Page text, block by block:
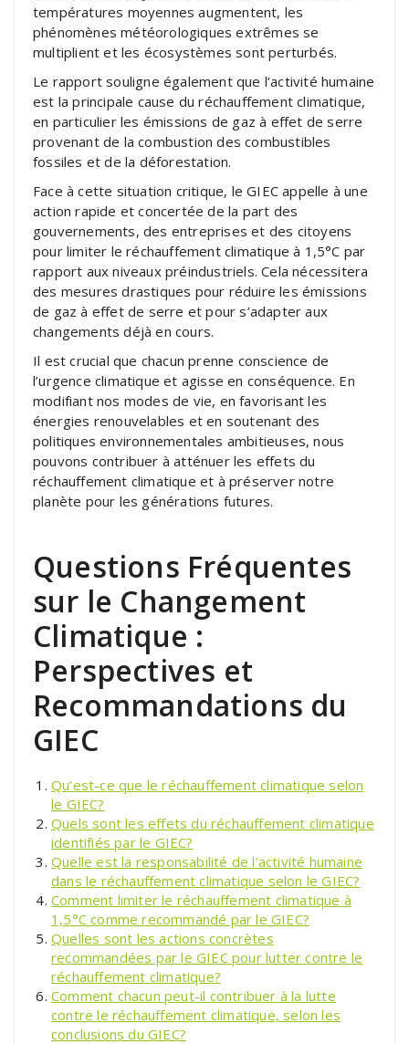
températures moyennes augmentent, les
phénomènes météorologiques extrêmes se
multiplient et les écosystèmes sont perturbés.
Le rapport souligne également que l’activité humaine
est la principale cause du réchauffement climatique,
en particulier les émissions de gaz à effet de serre
provenant de la combustion des combustibles
fossiles et de la déforestation.
Face à cette situation critique, le GIEC appelle à une
action rapide et concertée de la part des
gouvernements, des entreprises et des citoyens
pour limiter le réchauffement climatique à 1,5°C par
rapport aux niveaux préindustriels. Cela nécessitera
des mesures drastiques pour réduire les émissions
de gaz à effet de serre et pour s’adapter aux
changements déjà en cours.
Il est crucial que chacun prenne conscience de
l’urgence climatique et agisse en conséquence. En
modifiant nos modes de vie, en favorisant les
énergies renouvelables et en soutenant des
politiques environnementales ambitieuses, nous
pouvons contribuer à atténuer les effets du
réchauffement climatique et à préserver notre
planète pour les générations futures.
Questions Fréquentes
sur le Changement
Climatique :
Perspectives et
Recommandations du
GIEC
Qu’est-ce que le réchauffement climatique selon
le GIEC?
Quels sont les effets du réchauffement climatique
identifiés par le GIEC?
Quelle est la responsabilité de l’activité humaine
dans le réchauffement climatique selon le GIEC?
Comment limiter le réchauffement climatique à
1,5°C comme recommandé par le GIEC?
Quelles sont les actions concrètes
recommandées par le GIEC pour lutter contre le
réchauffement climatique?
Comment chacun peut-il contribuer à la lutte
contre le réchauffement climatique, selon les
conclusions du GIEC?